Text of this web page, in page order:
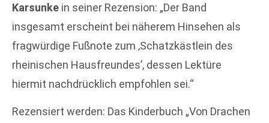
Karsunke in seiner Rezension: „Der Band
insgesamt erscheint bei näherem Hinsehen als
fragwürdige Fußnote zum ‚Schatzkästlein des
rheinischen Hausfreundes’, dessen Lektüre
hiermit nachdrücklich empfohlen sei.“
Rezensiert werden: Das Kinderbuch „Von Drachen